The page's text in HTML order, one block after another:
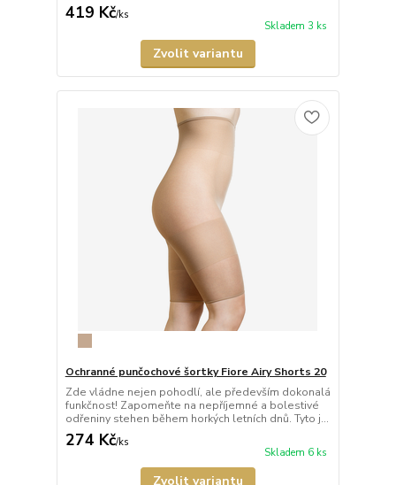
419 Kč/ks
Skladem 3 ks
Zvolit variantu
Ochranné punčochové šortky Fiore Airy Shorts 20
Zde vládne nejen pohodlí, ale především dokonalá
funkčnost! Zapomeňte na nepříjemné a bolestivé
odřeniny stehen během horkých letních dnů. Tyto j...
274 Kč/ks
Skladem 6 ks
Zvolit variantu